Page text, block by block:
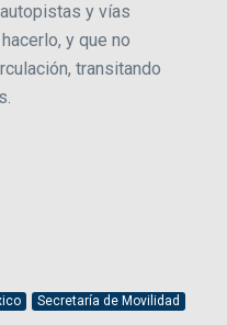
y vías
y que no
transitando
Secretaría de Movilidad